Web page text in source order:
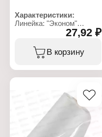
Характеристики:
Линейка: "Эконом"
Тип товара: Пленка
Толщина: 100 мк
Размер: 100х1,5 м
27,92 ₽
В корзину